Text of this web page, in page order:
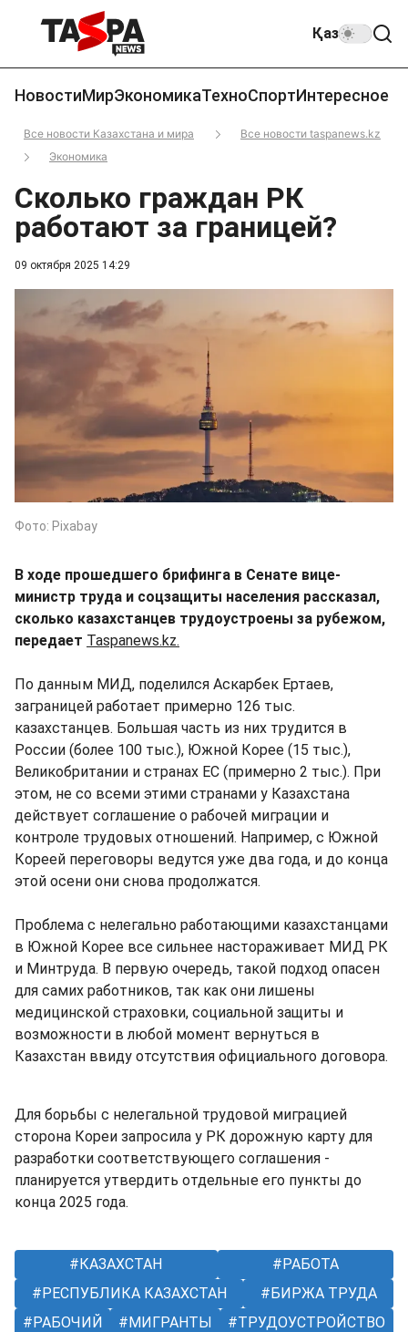
Қаз
НовостиМирЭкономикаТехноСпортИнтересное
Все новости Казахстана и мира
Все новости taspanews.kz
Экономика
09 октября 2025 14:29
Сколько граждан РК
работают за границей?
Фото: Pixabay
В ходе прошедшего брифинга в Сенате вице-
министр труда и соцзащиты населения рассказал,
сколько казахстанцев трудоустроены за рубежом,
передает Taspanews.kz.
По данным МИД, поделился Аскарбек Ертаев,
заграницей работает примерно 126 тыс.
казахстанцев. Большая часть из них трудится в
России (более 100 тыс.), Южной Корее (15 тыс.),
Великобритании и странах ЕС (примерно 2 тыс.). При
этом, не со всеми этими странами у Казахстана
действует соглашение о рабочей миграции и
контроле трудовых отношений. Например, с Южной
Кореей переговоры ведутся уже два года, и до конца
этой осени они снова продолжатся.
Проблема с нелегально работающими казахстанцами
в Южной Корее все сильнее настораживает МИД РК
и Минтруда. В первую очередь, такой подход опасен
для самих работников, так как они лишены
медицинской страховки, социальной защиты и
возможности в любой момент вернуться в
Казахстан ввиду отсутствия официального договора.
Для борьбы с нелегальной трудовой миграцией
сторона Кореи запросила у РК дорожную карту для
разработки соответствующего соглашения -
планируется утвердить отдельные его пункты до
конца 2025 года.
КАЗАХСТАН
РАБОТА
РЕСПУБЛИКА КАЗАХСТАН
БИРЖА ТРУДА
РАБОЧИЙ
МИГРАНТЫ
ТРУДОУСТРОЙСТВО